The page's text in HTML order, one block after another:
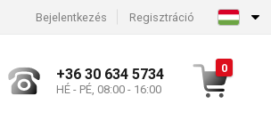
Bejelentkezés Regisztráció
+36 30 634 5734
HÉ - PÉ, 08:00 - 16:00
0